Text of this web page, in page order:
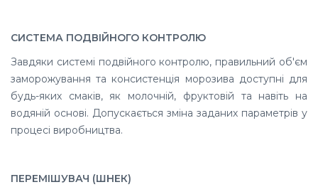
СИСТЕМА ПОДВІЙНОГО КОНТРОЛЮ
Завдяки системі подвійного контролю, правильний об'єм
заморожування та консистенція морозива доступні для
будь-яких смаків, як молочній, фруктовій та навіть на
водяній основі. Допускається зміна заданих параметрів у
процесі виробництва.
ПЕРЕМІШУВАЧ (ШНЕК)